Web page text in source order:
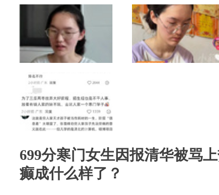
699分寒门女生因报清华被骂
癫成什么样了？